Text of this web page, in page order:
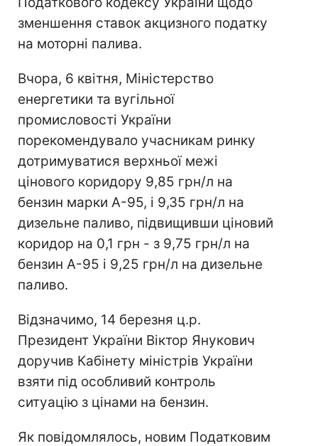
зменшення ставок акцизного податку
на моторні палива.
Вчора, 6 квітня, Міністерство
енергетики та вугільної
промисловості України
порекомендувало учасникам ринку
дотримуватися верхньої межі
цінового коридору 9,85 грн/л на
бензин марки А-95, і 9,35 грн/л на
дизельне паливо, підвищивши ціновий
коридор на 0,1 грн - з 9,75 грн/л на
бензин А-95 і 9,25 грн/л на дизельне
паливо.
Відзначимо, 14 березня ц.р.
Президент України Віктор Янукович
доручив Кабінету міністрів України
взяти під особливий контроль
ситуацію з цінами на бензин.
Як повідомлялось, новим Податковим